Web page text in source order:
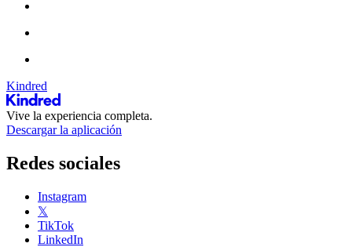
Kindred
Vive la experiencia completa.
Descargar la aplicación
Redes sociales
Instagram
𝕏
TikTok
LinkedIn